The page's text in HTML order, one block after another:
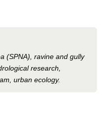
(SPNA), ravine and gully
research,
urban ecology.